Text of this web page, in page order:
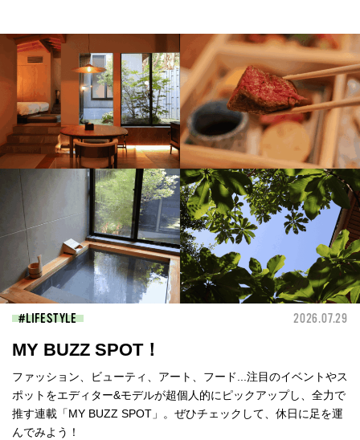
LIFESTYLE 2026.07.29
MY BUZZ SPOT！
ファッション、ビューティ、アート、フード...注目のイベントやス
ポットをエディター&モデルが超個人的にピックアップし、全力で
推す連載「MY BUZZ SPOT」。ぜひチェックして、休日に足を運
んでみよう！